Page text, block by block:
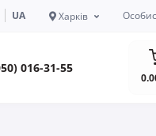
UA Харків
016-31-55